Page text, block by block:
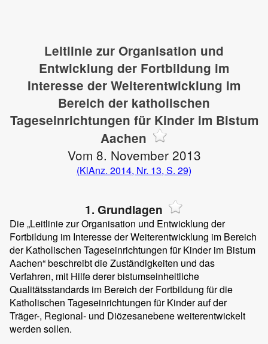
Leitlinie zur Organisation und
Entwicklung der Fortbildung im
Interesse der Weiterentwicklung im
Bereich der katholischen
Tageseinrichtungen für Kinder im Bistum
Aachen
Vom 8. November 2013
(KlAnz. 2014, Nr. 13, S. 29)
1. Grundlagen
Die „Leitlinie zur Organisation und Entwicklung der
Fortbildung im Interesse der Weiterentwicklung im Bereich
der Katholischen Tageseinrichtungen für Kinder im Bistum
Aachen“ beschreibt die Zuständigkeiten und das
Verfahren, mit Hilfe derer bistumseinheitliche
Qualitätsstandards im Bereich der Fortbildung für die
Katholischen Tageseinrichtungen für Kinder auf der
Träger-, Regional- und Diözesanebene weiterentwickelt
werden sollen.